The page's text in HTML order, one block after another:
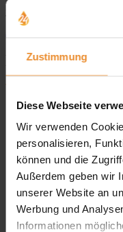
Zustimmung
Diese Webseite
Wir verwenden
personalisieren,
können und die
Außerdem geben wir
unserer Website an
Werbung und
Informationen
Beschreibung der zu
Tankvolumen). Hier
Das sagen
Aufgrund Ihrer
unsere Bewertungen
Klicken Sie hier um